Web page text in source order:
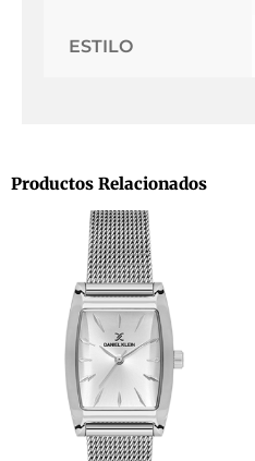
ESTILO
Productos Relacionados